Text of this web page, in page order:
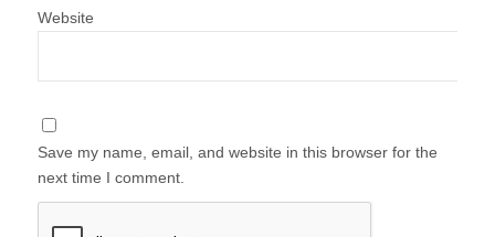
Website
Save my name, email, and website in this browser for the
next time I comment.